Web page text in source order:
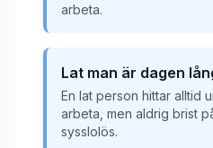
arbeta.
Lat man är dagen
En lat person hittar alltid
arbeta, men aldrig brist
sysslolös.